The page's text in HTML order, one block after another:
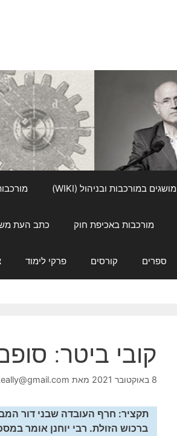
מושגים במורכבות ובניהול (WIKI)
מורכבות באכיפת חוק כתב העת
ספרים קורסים פרקי לימוד
קובי ביטר:
8 באוקטובר 2021 מאת
תקציר: חרף העובדה שבני דור
ברכוש הזולת. רבי יוחנן אומר